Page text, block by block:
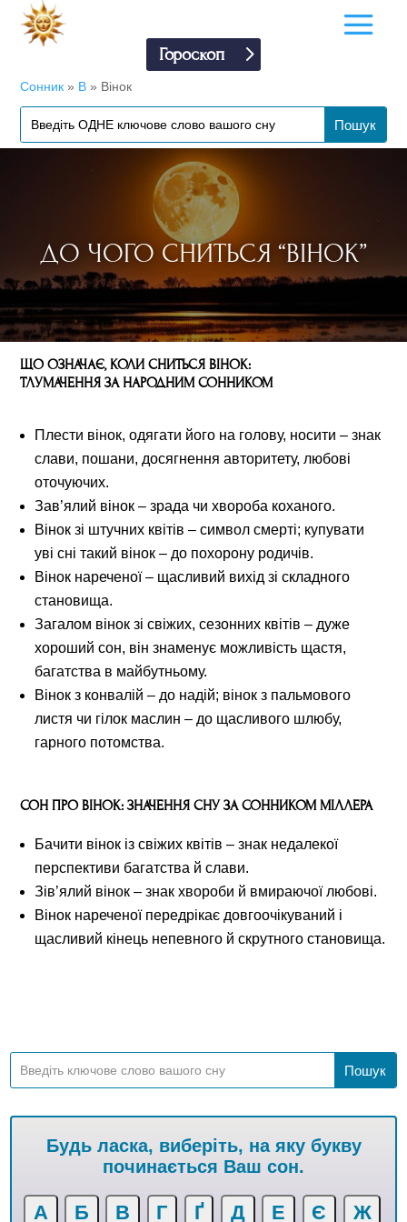
Гороскоп
Сонник » В » Вінок
ДО ЧОГО СНИТЬСЯ “ВІНОК”
ЩО ОЗНАЧАЄ, КОЛИ СНИТЬСЯ ВІНОК:
ТЛУМАЧЕННЯ ЗА НАРОДНИМ СОННИКОМ
Плести вінок, одягати його на голову, носити – знак
слави, пошани, досягнення авторитету, любові
оточуючих.
Зав’ялий вінок – зрада чи хвороба коханого.
Вінок зі штучних квітів – символ смерті; купувати
уві сні такий вінок – до похорону родичів.
Вінок нареченої – щасливий вихід зі складного
становища.
Загалом вінок зі свіжих, сезонних квітів – дуже
хороший сон, він знаменує можливість щастя,
багатства в майбутньому.
Вінок з конвалій – до надій; вінок з пальмового
листя чи гілок маслин – до щасливого шлюбу,
гарного потомства.
СОН ПРО ВІНОК: ЗНАЧЕННЯ СНУ ЗА СОННИКОМ МІЛЛЕРА
Бачити вінок із свіжих квітів – знак недалекої
перспективи багатства й слави.
Зів’ялий вінок – знак хвороби й вмираючої любові.
Вінок нареченої передрікає довгоочікуваний і
щасливий кінець непевного й скрутного становища.
Будь ласка, виберіть, на яку букву
починається Ваш сон.
А Б В Г Ґ Д Е Є Ж